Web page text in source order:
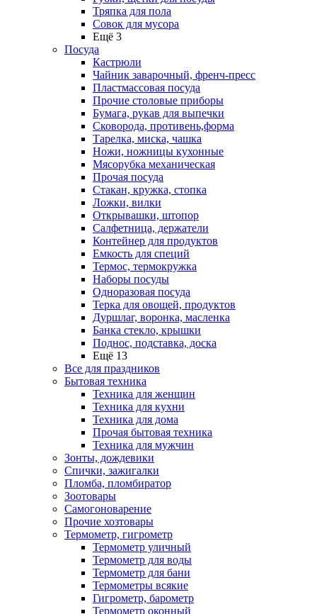
Тряпка для пола
Совок для мусора
Ещё 3
Посуда
Кастрюли
Чайник заварочный, френч-пресс
Пластмассовая посуда
Прочие столовые приборы
Бумага, рукав для выпечки
Сковорода, противень,форма
Тарелка, миска, чашка
Ножи, ножницы кухонные
Мясорубка механическая
Прочая посуда
Стакан, кружка, стопка
Ложки, вилки
Открывашки, штопор
Салфетница, держатели
Контейнер для продуктов
Емкость для специй
Термос, термокружка
Наборы посуды
Одноразовая посуда
Терка для овощей, продуктов
Дуршлаг, воронка, масленка
Банка стекло, крышки
Поднос, подставка, доска
Ещё 13
Все для праздников
Бытовая техника
Техника для женщин
Техника для кухни
Техника для дома
Прочая бытовая техника
Техника для мужчин
Зонты, дождевики
Спички, зажигалки
Пломба, пломбиратор
Зоотовары
Самогоноварение
Прочие хозтовары
Термометр, гигрометр
Термометр уличный
Термометр для воды
Термометр для бани
Термометры всякие
Гигрометр, барометр
Термометр оконный